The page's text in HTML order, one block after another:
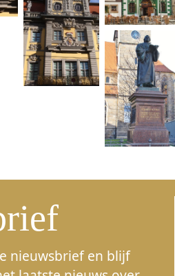
nieuwsbrief en blijf